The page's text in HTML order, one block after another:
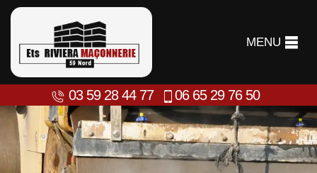
MENU
03 59 28 44 77 06 65 29 76 50